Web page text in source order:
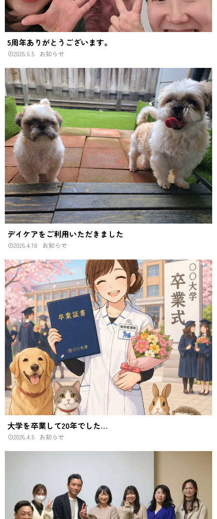
5周年ありがとうございます。
2026.6.5 お知らせ
デイケアをご利用いただきました
2026.4.18 お知らせ
大学を卒業して20年でした…
2026.4.5 お知らせ